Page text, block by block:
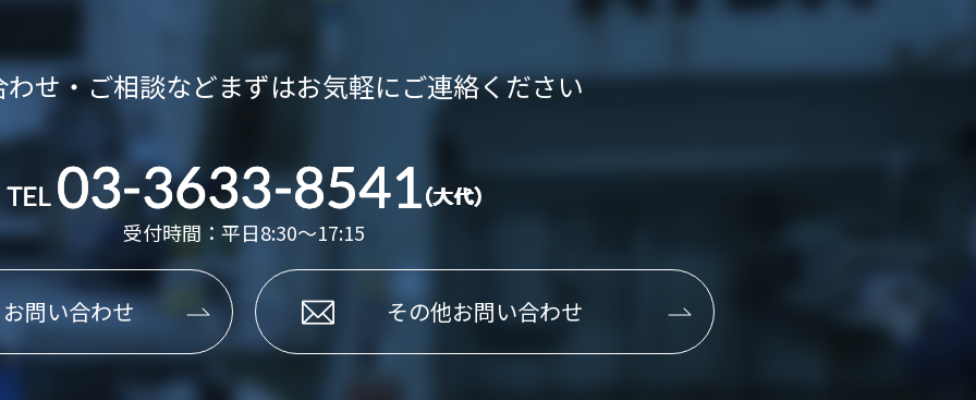
せ・ご相談などまずはお気軽にご連絡ください
受付時間：平日8:30～17:15
問い合わせ その他お問い合わせ